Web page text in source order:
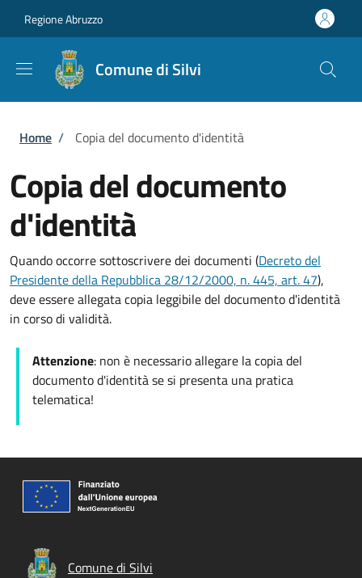
Regione Abruzzo
Comune di Silvi
Briciole di pane
Home / Copia del documento d'identità
Copia del documento
d'identità
Quando occorre sottoscrivere dei documenti (Decreto del
Presidente della Repubblica 28/12/2000, n. 445, art. 47),
deve essere allegata copia leggibile del documento d'identità
in corso di validità.
Attenzione: non è necessario allegare la copia del
documento d'identità se si presenta una pratica
telematica!
Comune di Silvi